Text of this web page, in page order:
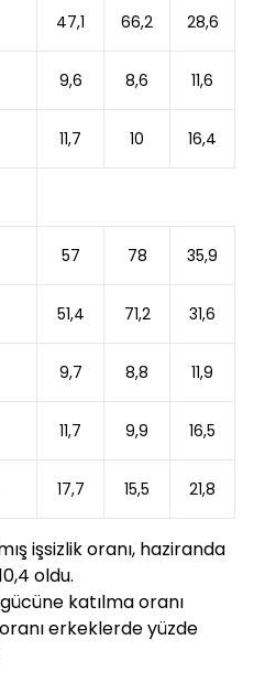
47,1 66,2 28,6
9,6 8,6 11,6
11,7 10 16,4
57 78 35,9
51,4 71,2 31,6
9,7 8,8 11,9
11,7 9,9 16,5
17,7 15,5 21,8
işsizlik oranı, haziranda
oldu.
katılma oranı
erkeklerde yüzde